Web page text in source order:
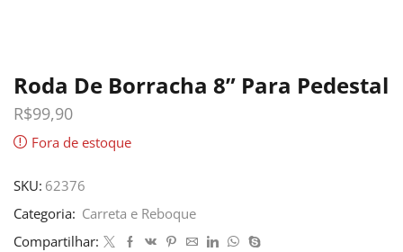
Roda De Borracha 8” Para Pedestal
R$99,90
Fora de estoque
SKU: 62376
Categoria: Carreta e Reboque
Compartilhar: